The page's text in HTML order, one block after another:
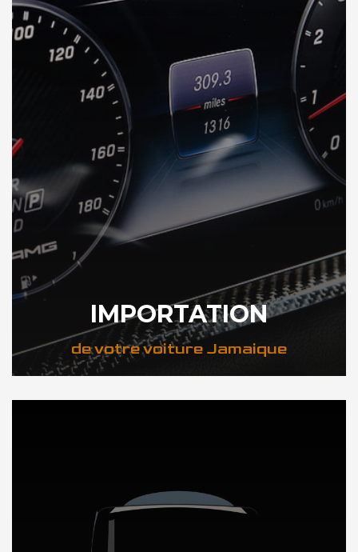
IMPORTATION
de votre voiture Jamaique
DÉCOUVREZ NOTRE IMPORTATION AUTO en Jamaique